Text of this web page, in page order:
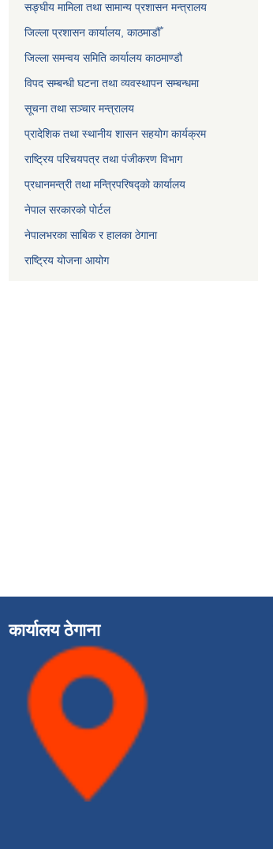
सङ्‍घीय मामिला तथा सामान्य प्रशासन मन्त्रालय
जिल्ला प्रशासन कार्यालय, काठमाडौँ
जिल्ला समन्वय समिति कार्यालय काठमाण्ड‌ौ
विपद सम्बन्धी घटना तथा व्यवस्थापन सम्बन्धमा
सूचना तथा सञ्चार मन्त्रालय
प्रादेशिक तथा स्थानीय शासन सहयोग कार्यक्रम
राष्ट्रिय परिचयपत्र तथा पंजीकरण विभाग
प्रधानमन्त्री तथा मन्त्रिपरिषद्को कार्यालय
नेपाल सरकारको पोर्टल
नेपालभरका साबिक र हालका ठेगाना
राष्ट्रिय योजना आयोग
कार्यालय ठेगाना